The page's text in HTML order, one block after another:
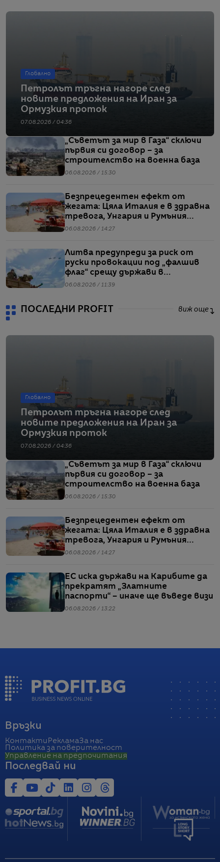
Глобално
Петролът тръгна нагоре след
новите предложения на Иран за
Ормузкия проток
07.08.2026 / 04:36
„Съветът за мир в Газа“ сключи
първия си договор – за
строителство на военна база
06.08.2026 / 15:30
Безпрецедентен ефект от
жегата: Цяла Италия е в здравна
тревога, Унгария и Румъния
пестят електричество
06.08.2026 / 14:27
Литва предупреди за риск от
руски провокации под „фалшив
флаг“ срещу държави в
Балтийския регион
06.08.2026 / 11:39
ПОСЛЕДНИ PROFIT виж още
Глобално
Петролът тръгна нагоре след
новите предложения на Иран за
Ормузкия проток
07.08.2026 / 04:36
„Съветът за мир в Газа“ сключи
първия си договор – за
строителство на военна база
06.08.2026 / 15:30
Безпрецедентен ефект от
жегата: Цяла Италия е в здравна
тревога, Унгария и Румъния
пестят електричество
06.08.2026 / 14:27
ЕС иска държави на Карибите да
прекратят „Златните
паспорти“ – иначе ще въведе визи
06.08.2026 / 13:22
Връзки
Контакти РекламаЗа нас
Политика за поверителност
Управление на предпочитания
Последвай ни